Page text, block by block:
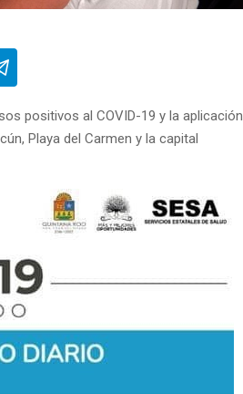
positivos al COVID-19 y la aplicación
Playa del Carmen y la capital